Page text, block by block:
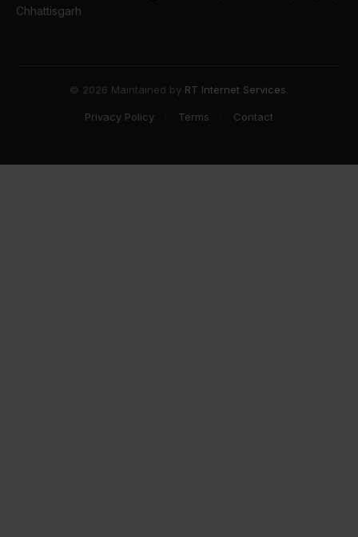
Chhattisgarh
© 2026 Maintained by RT Internet Services
Privacy Policy Terms Contact